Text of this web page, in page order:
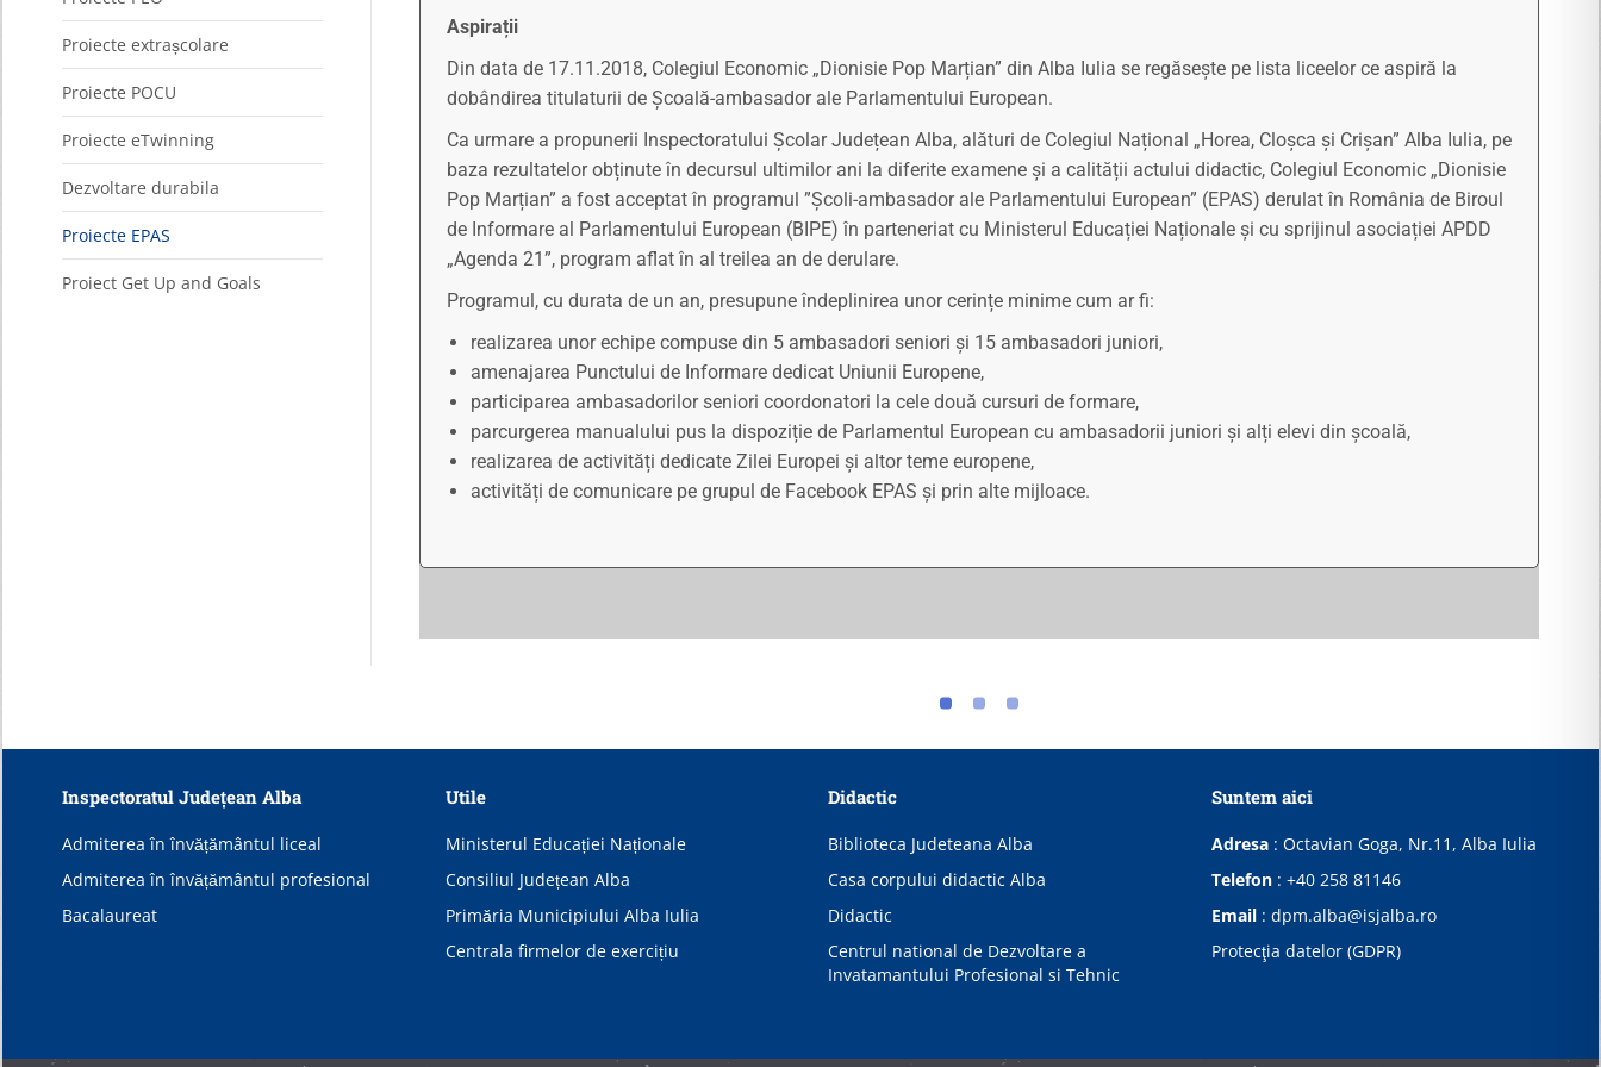
Aspirații
Din data de 17.11.2018, Colegiul Economic „Dionisie Pop Marțian” din Alba Iulia se regăsește pe lista liceelor ce aspiră la
dobândirea titulaturii de Școală-ambasador ale Parlamentului European.
Ca urmare a propunerii Inspectoratului Școlar Județean Alba, alături de Colegiul Național „Horea, Cloșca și Crișan” Alba Iulia, pe
baza rezultatelor obținute în decursul ultimilor ani la diferite examene și a calității actului didactic, Colegiul Economic „Dionisie
Pop Marțian” a fost acceptat în programul ”Școli-ambasador ale Parlamentului European” (EPAS) derulat în România de Biroul
de Informare al Parlamentului European (BIPE) în parteneriat cu Ministerul Educației Naționale și cu sprijinul asociației APDD
„Agenda 21”, program aflat în al treilea an de derulare.
Programul, cu durata de un an, presupune îndeplinirea unor cerințe minime cum ar fi:
realizarea unor echipe compuse din 5 ambasadori seniori și 15 ambasadori juniori,
amenajarea Punctului de Informare dedicat Uniunii Europene,
participarea ambasadorilor seniori coordonatori la cele două cursuri de formare,
parcurgerea manualului pus la dispoziție de Parlamentul European cu ambasadorii juniori și alți elevi din școală,
realizarea de activități dedicate Zilei Europei și altor teme europene,
activități de comunicare pe grupul de Facebook EPAS și prin alte mijloace.
Proiecte extrașcolare
Proiecte POCU
Proiecte eTwinning
Dezvoltare durabila
Proiecte EPAS
Proiect Get Up and Goals
Inspectoratul Județean Alba
Admiterea în învățământul liceal
Admiterea în învățământul profesional
Bacalaureat
Utile
Ministerul Educației Naționale
Consiliul Județean Alba
Primăria Municipiului Alba Iulia
Centrala firmelor de exercițiu
Didactic
Biblioteca Judeteana Alba
Casa corpului didactic Alba
Didactic
Centrul national de Dezvoltare a
Invatamantului Profesional si Tehnic
Suntem aici
Adresa: Octavian Goga, Nr.11, Alba Iulia
Telefon: +40 258 81146
Email: dpm.alba@isjalba.ro
Protecţia datelor (GDPR)